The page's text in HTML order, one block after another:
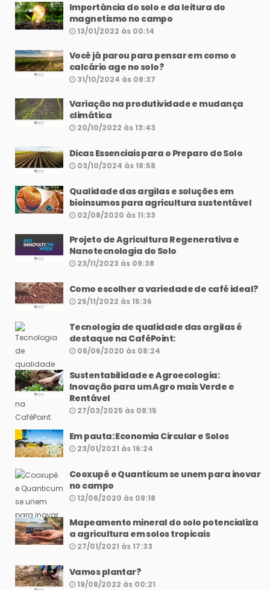
Importância do solo e da leitura do
magnetismo no campo
13/01/2022 às 00:14
Você já parou para pensar em como o
calcário age no solo?
31/10/2024 às 08:37
Variação na produtividade e mudança
climática
20/10/2022 às 13:43
Dicas Essenciais para o Preparo do Solo
03/10/2024 às 18:58
Qualidade das argilas e soluções em
bioinsumos para agricultura sustentável
02/08/2020 às 11:33
Projeto de Agricultura Regenerativa e
Nanotecnologia do Solo
23/11/2023 às 09:38
Como escolher a variedade de café ideal?
25/11/2022 às 15:36
Tecnologia de qualidade das argilas é
destaque na CaféPoint:
06/06/2020 às 08:24
Sustentabilidade e Agroecologia:
Inovação para um Agro mais Verde e
Rentável
27/03/2025 às 08:15
Em pauta: Economia Circular e Solos
23/01/2021 às 16:24
Cooxupé e Quanticum se unem para inovar
no campo
12/06/2020 às 09:18
Mapeamento mineral do solo potencializa
a agricultura em solos tropicais
27/01/2021 às 17:33
Vamos plantar?
19/08/2022 às 00:21